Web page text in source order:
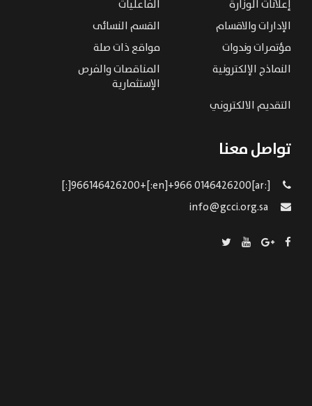
إعلانات الوزارة
الفاعليات
الإدارات والاقسام
القسم النسائى
مؤتمرات وندوات
مواقع ذات صلة
النماذج الإلكترونية
المناقصات والفرص
الإستثمارية
التقديم الالكتروني
تواصل معنا
[:ar]966146426200+[:en]+966 0146426200[:]